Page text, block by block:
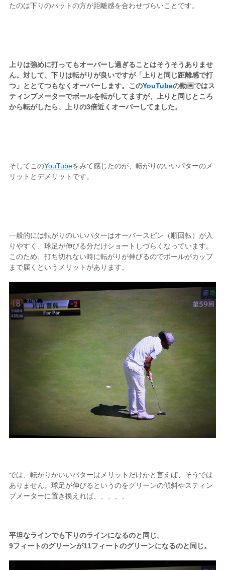
たのは下りのパットの方が距離感を合わせづらいことです。
上りは強めに打ってもオーバーし過ぎることはそうそうありませ
ん。対して、下りは転がりが良いですが「上りと同じ距離感で打
つ」ととてつもなくオーバーします。このYouTubeの動画ではス
ティンプメーターでボールを転がしてますが、上りと同じところ
から転がしたら、上りの3倍近くオーバーしてました。
そしてこのYouTubeをみて感じたのが、転がりのいいパターのメ
リットとデメリットです。
一般的には転がりのいいパターはオーバースピン（順回転）が入
りやすく、球足が伸びる分だけショートしづらくなっています。
このため、打ち切れない時に転がりが伸びるのでボールがカップ
まで届くというメリットがあります。
では、転がりがいいパターはメリットだけかと言えば、そうでは
ありません。球足が伸びるというのをグリーンの傾斜やスティン
プメーターに置き換えれば、、、、、
平坦なラインでも下りのラインになるのと同じ。
9フィートのグリーンが11フィートのグリーンになるのと同じ。